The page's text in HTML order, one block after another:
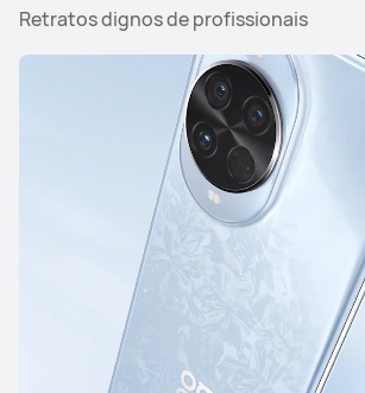
Retratos dignos de profissionais
Série Pura Série Mate Série nova